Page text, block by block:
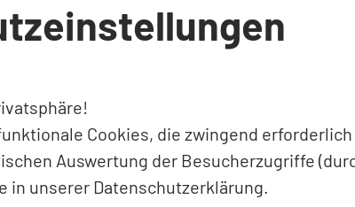
Cookies, die zwingend
Auswertung der Besucherzugriffe
in unserer Datenschutzerklärung.